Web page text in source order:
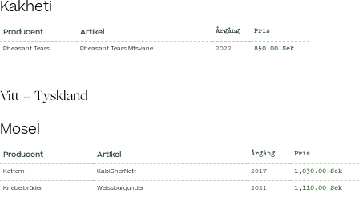
Kakheti
Producent Artikel Årgång Pris
Pheasant Tears Pheasant Tears Mtsvane 2022 850.00 Sek
Vitt - Tyskland
Mosel
Producent Artikel Årgång Pris
Kettern KabiSherNett 2017 1,030.00 Sek
Knebelbrüder Weissburgunder 2021 1,110.00 Sek